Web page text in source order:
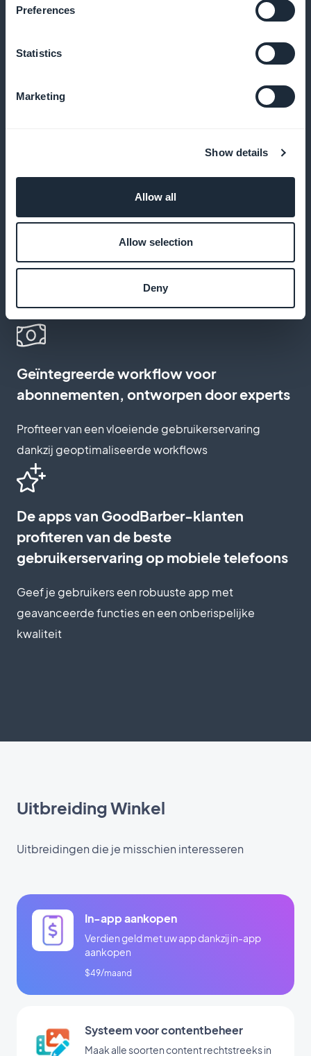
Preferences
Statistics
Marketing
Show details
Allow all
Allow selection
Deny
Verhoog je conversies door promoties direct op de
Aanpassen van de inschrijfpagina
Maak een inschrijfpagina die je merk weerspiegelt
en je gebruikers aanspreekt
Geïntegreerde workflow voor
abonnementen, ontworpen door experts
Profiteer van een vloeiende gebruikerservaring
dankzij geoptimaliseerde workflows
De apps van GoodBarber-klanten
profiteren van de beste
gebruikerservaring op mobiele telefoons
Geef je gebruikers een robuuste app met
geavanceerde functies en een onberispelijke
kwaliteit
Uitbreiding Winkel
Uitbreidingen die je misschien interesseren
In-app aankopen
Verdien geld met uw app dankzij in-app
aankopen
$49/maand
Systeem voor contentbeheer
Maak alle soorten content rechtstreeks in